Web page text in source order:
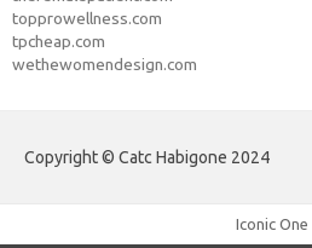
topprowellness.com
tpcheap.com
wethewomendesign.com
Copyright © Catc Habigone 2024
Iconic One